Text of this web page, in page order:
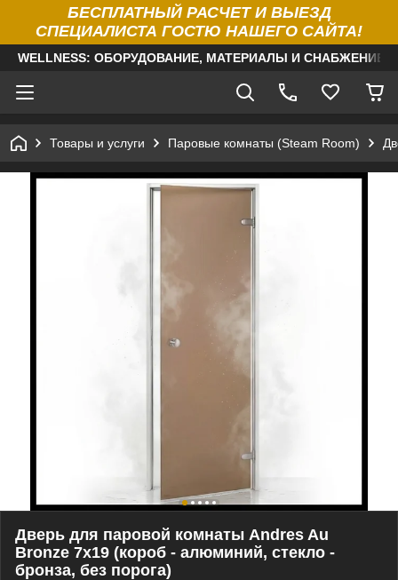
БЕСПЛАТНЫЙ РАСЧЕТ И ВЫЕЗД
СПЕЦИАЛИСТА ГОСТЮ НАШЕГО САЙТА!
WELLNESS: ОБОРУДОВАНИЕ, МАТЕРИАЛЫ И
Товары и услуги Паровые комнаты (Steam Room)
Дверь для паровой комнаты Andres Au
Bronze 7х19 (короб - алюминий, стекло -
бронза, без порога)